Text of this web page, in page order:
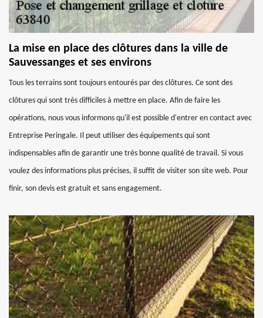
La mise en place des clôtures dans la ville de
Sauvessanges et ses environs
Tous les terrains sont toujours entourés par des clôtures. Ce sont des
clôtures qui sont très difficiles à mettre en place. Afin de faire les
opérations, nous vous informons qu'il est possible d'entrer en contact avec
Entreprise Peringale. Il peut utiliser des équipements qui sont
indispensables afin de garantir une très bonne qualité de travail. Si vous
voulez des informations plus précises, il suffit de visiter son site web. Pour
finir, son devis est gratuit et sans engagement.